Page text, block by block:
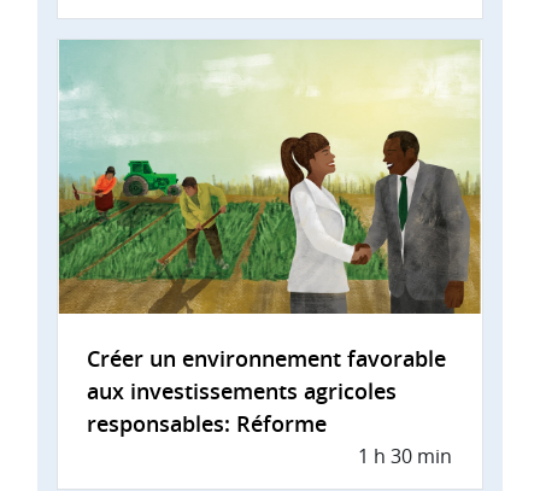
Créer un environnement favorable
aux investissements agricoles
responsables: Réforme
1 h 30 min